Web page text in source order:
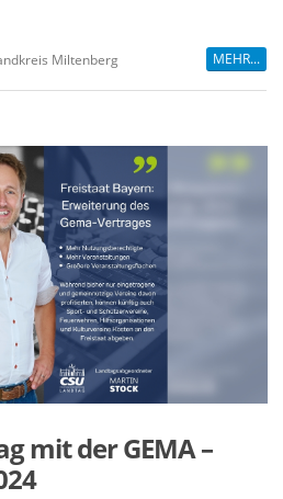
Miltenberg MEHR...
mit der GEMA –